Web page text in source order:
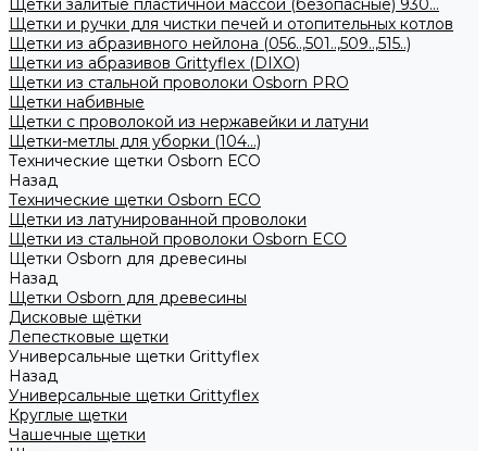
Щетки залитые пластичной массой (безопасные) 930...
Щетки и ручки для чистки печей и отопительных котлов
Щетки из абразивного нейлона (056..,501..,509..,515..)
Щетки из абразивов Grittyflex (DIXO)
Щетки из стальной проволоки Osborn PRO
Щетки набивные
Щетки с проволокой из нержавейки и латуни
Щетки-метлы для уборки (104...)
Технические щетки Osborn ЕСО
Назад
Технические щетки Osborn ЕСО
Щетки из латунированной проволоки
Щетки из стальной проволоки Osborn ECO
Щетки Osborn для древесины
Назад
Щетки Osborn для древесины
Дисковые щётки
Лепестковые щетки
Универсальные щетки Grittyflex
Назад
Универсальные щетки Grittyflex
Круглые щетки
Чашечные щетки